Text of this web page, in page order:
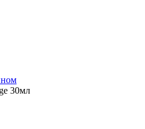
30мл